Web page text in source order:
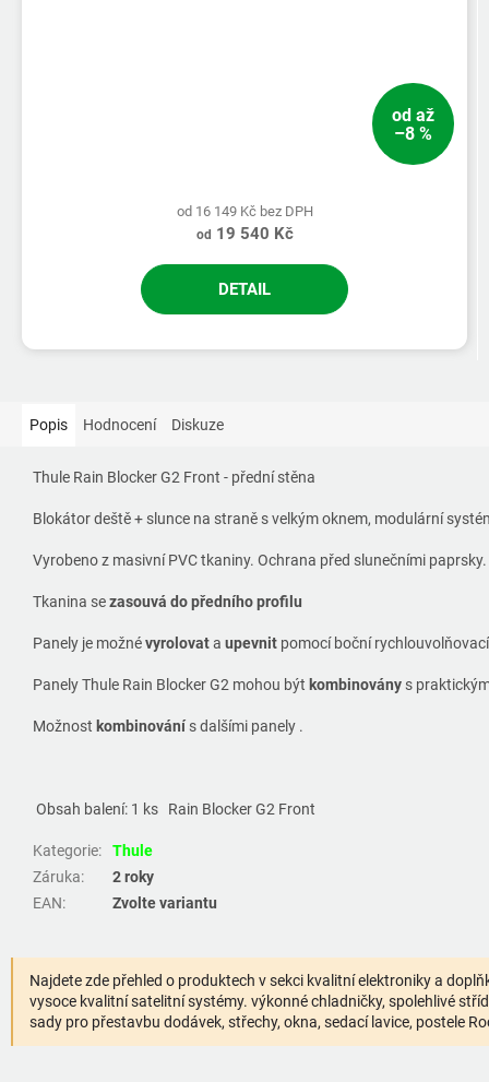
od až
–8 %
od 16 149 Kč bez DPH
od 19 540 Kč
DETAIL
Popis Hodnocení Diskuze
Thule Rain Blocker G2 Front - přední stěna
Blokátor deště + slunce na straně s velkým oknem, modulární
Vyrobeno z masivní PVC tkaniny. Ochrana před slunečními paprsky.
Tkanina sezasouvá do předního profilu
Panely je možnévyrolovata upevnit pomocí boční
Panely Thule Rain Blocker G2 mohou být kombinovány s
Možnost kombinování s dalšími panely .
Obsah balení: 1 ks Rain Blocker G2 Front
Kategorie:
Thule
Záruka:
2 roky
EAN: Zvolte variantu
Najdete zde přehled o produktech v sekci kvalitní elektroniky a
vysoce kvalitní satelitní systémy. výkonné chladničky, spolehlivé
sady pro přestavbu dodávek, střechy, okna, sedací lavice, postele